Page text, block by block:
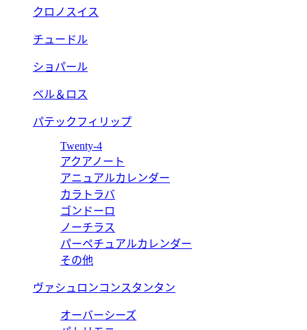
クロノスイス
チュードル
ショパール
ベル＆ロス
パテックフィリップ
Twenty-4
アクアノート
アニュアルカレンダー
カラトラバ
ゴンドーロ
ノーチラス
パーペチュアルカレンダー
その他
ヴァシュロンコンスタンタン
オーバーシーズ